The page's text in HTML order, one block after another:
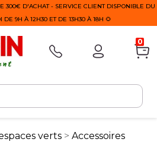
300€ D'ACHAT - SERVICE CLIENT DISPONIBLE DU
9H À 12H30 ET DE 13H30 À 18H 🌻
0
verts
Accessoires